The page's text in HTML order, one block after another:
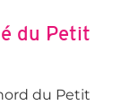
du Petit
du Petit